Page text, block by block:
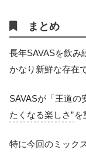
まとめ
長年SAVASを飲み
かなり新鮮な存在
SAVASが「王道の
たくなる楽しさ”を
特に今回のミック